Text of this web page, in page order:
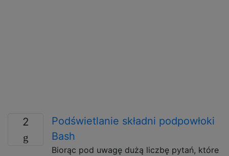
2
Podświetlanie składni podpowłoki
Bash
Biorąc pod uwagę dużą liczbę pytań, które